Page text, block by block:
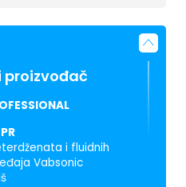
proizvođač
i fluidnih
Vabsonic